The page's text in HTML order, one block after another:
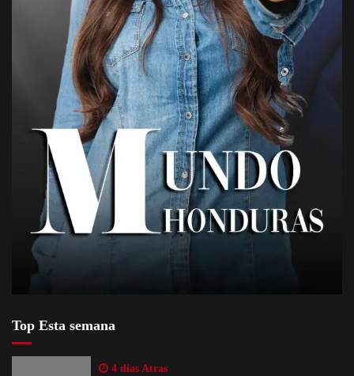
Top Esta semana
4 días Atras